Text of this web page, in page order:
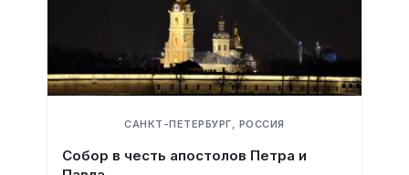
САНКТ-ПЕТЕРБУРГ, РОССИЯ
Собор в честь апостолов Петра и